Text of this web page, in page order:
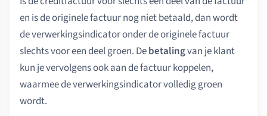
en is de originele factuur nog niet betaald, dan wordt
de verwerkingsindicator onder de originele factuur
slechts voor een deel groen. Debetalingvan je klant
kun je vervolgens ook aan de factuur koppelen,
waarmee de verwerkingsindicator volledig groen
wordt.